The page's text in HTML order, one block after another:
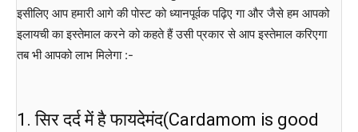
इसीलिए आप हमारी आगे की पोस्ट को ध्यानपूर्वक पढ़िए गा और जैसे हम आपको
इलायची का इस्तेमाल करने को कहते हैं उसी प्रकार से आप इस्तेमाल करिएगा
तब भी आपको लाभ मिलेगा :-
1. सिर दर्द में है फायदेमंद(Cardamom is good